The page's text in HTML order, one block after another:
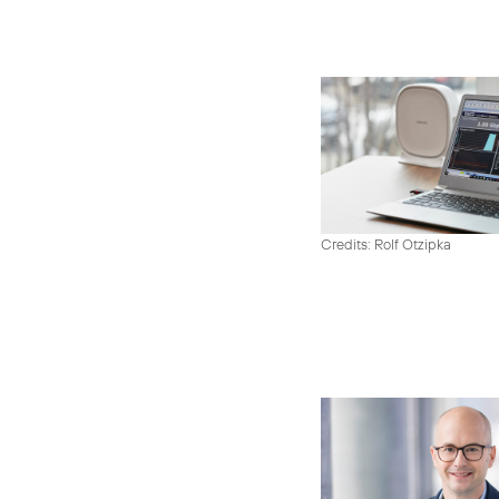
Credits: Rolf Otzipka